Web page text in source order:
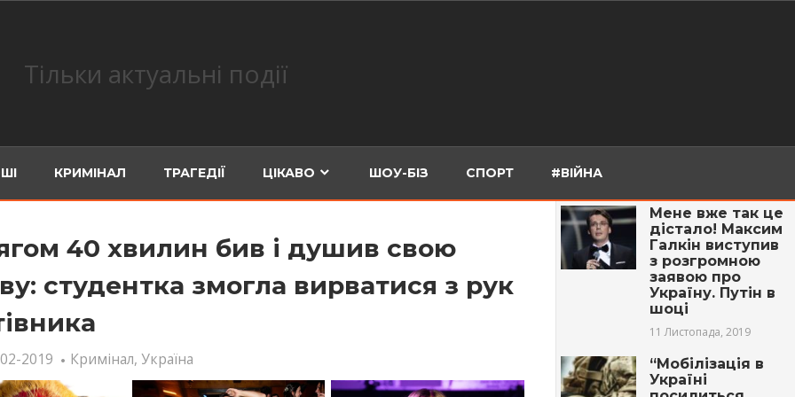
Тільки актуальні події
КРИМІНАЛ ТРАГЕДІЇ ЦІКАВО ШОУ-БІЗ СПОРТ #ВІЙНА
40 хвилин бив і душив свою
студентка змогла вирватися з рук
2019 Кримінал,Україна
Мене вже так це
дістало! Максим
Галкін виступив
з розгромною
заявою про
Україну. Путін в
шоці
11 Листопада, 2019
“Мобілізація в
Україні